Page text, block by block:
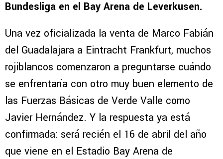
Bundesliga en el Bay Arena de Leverkusen.
Una vez oficializada la venta de Marco Fabián
del Guadalajara a Eintracht Frankfurt, muchos
rojiblancos comenzaron a preguntarse cuándo
se enfrentaría con otro muy buen elemento de
las Fuerzas Básicas de Verde Valle como
Javier Hernández. Y la respuesta ya está
confirmada: será recién el 16 de abril del año
que viene en el Estadio Bay Arena de